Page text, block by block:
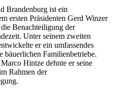
Brandenburg ist ein
ersten Präsidenten Gerd Winzer
Benachteiligung der
Unter seinem zweiten
er ein umfassendes
bäuerlichen Familienbetriebe.
Hintze dehnte er seine
Rahmen der